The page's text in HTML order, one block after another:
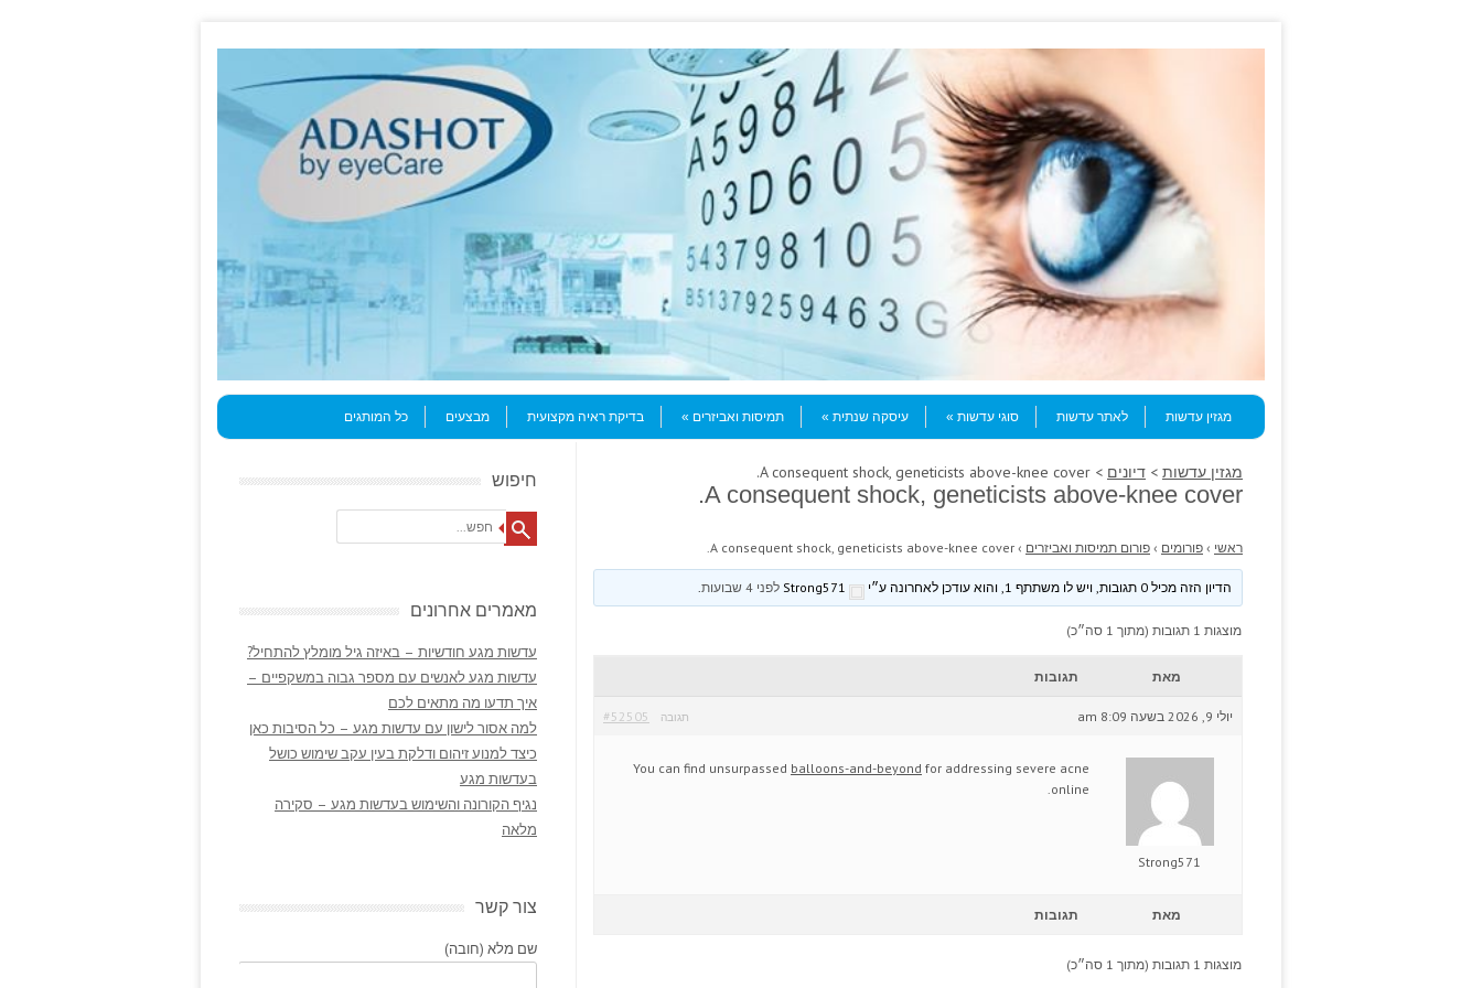
Menu
Skip to content
מגזין עדשות
לאתר עדשות סוגי עדשות עיסקה שנתית תמיסות ואביזרים בדיקת ראיה מקצועית מבצעים כל המותגים
מגזין עדשות > דיונים > A consequent shock, geneticists above-knee cover.
A consequent shock, geneticists above-knee cover.
ראשי › פורומים › פורום תמיסות ואביזרים ›
A consequent shock, geneticists above-knee cover.
הדיון הזה מכיל 0 תגובות, ויש לו משתתף 1, והוא עודכן לאחרונה ע״י לפני 4 שבועות
מוצגות 1 תגובות (מתוך 1 סה״כ)
מאת תגובות
יולי 9, 2026 בשעה 8:09 am #52505 תגובה
Strong571
You can find unsurpassed balloons-and-beyond for addressing severe acne
online.
מאת תגובות
מוצגות 1 תגובות (מתוך 1 סה״כ)
חיפוש
Search
מאמרים אחרונים
עדשות מגע חודשיות – באיזה גיל מומלץ להתחיל?
עדשות מגע לאנשים עם מספר גבוה במשקפיים –
איך תדעו מה מתאים לכם
למה אסור לישון עם עדשות מגע – כל הסיבות כאן
כיצד למנוע זיהום ודלקת בעין עקב שימוש כושל
בעדשות מגע
נגיף הקורונה והשימוש בעדשות מגע – סקירה
מלאה
צור קשר
שם מלא (חובה)